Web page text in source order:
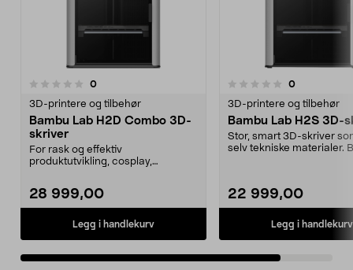
0anmeldelser
3D-printere og tilbehør
Bambu Lab H2D Combo 3D-
skriver
For rask og effektiv
produktutvikling, cosplay,
28 999,00
Legg i handlekurv
0.0 av 5 stjerner 0anmeldelser
3D-printere og tilbehør
Bambu Lab H2S 3D-
Stor, smart 3D-skriver
selv tekniske materialer.
22 999,00
Legg i handlekurv